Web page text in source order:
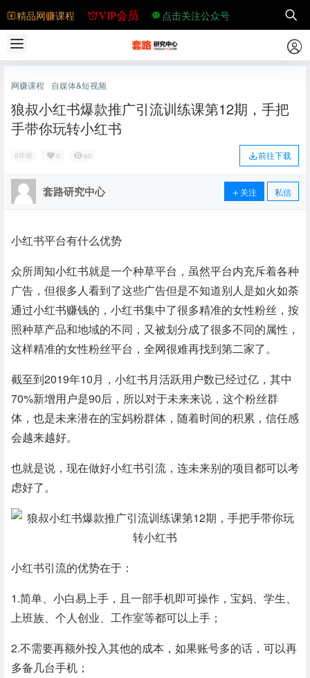
精品网赚课程 VIP会员 点击关注公众号
网赚课程 自媒体&短视频
狼叔小红书爆款推广引流训练课第12期，手把
手带你玩转小红书
5年前 0 80 前往下载
套路研究中心 关注 私信
小红书平台有什么优势
众所周知小红书就是一个种草平台，虽然平台内充斥着各种
广告，但很多人看到了这些广告但是不知道别人是如火如荼
通过小红书赚钱的，小红书集中了很多精准的女性粉丝，按
照种草产品和地域的不同，又被划分成了很多不同的属性，
这样精准的女性粉丝平台，全网很难再找到第二家了。
截至到2019年10月，小红书月活跃用户数已经过亿，其中
70%新增用户是90后，所以对于未来来说，这个粉丝群
体，也是未来潜在的宝妈粉群体，随着时间的积累，信任感
会越来越好。
也就是说，现在做好小红书引流，连未来别的项目都可以考
虑好了。
小红书引流的优势在于：
1.简单、小白易上手，且一部手机即可操作，宝妈、学生、
上班族、个人创业、工作室等都可以上手；
2.不需要再额外投入其他的成本，如果账号多的话，可以再
多备几台手机；